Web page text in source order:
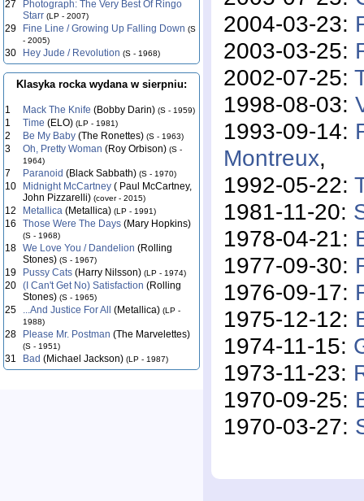
27
Photograph: The Very Best Of Ringo
Starr (LP - 2007)
29 Fine Line / Growing Up Falling Down (S
- 2005)
30 Hey Jude / Revolution (S - 1968)
Klasyka rocka wydana w sierpniu:
1 Mack The Knife (Bobby Darin) (S - 1959)
1 Time (ELO) (LP - 1981)
2 Be My Baby (The Ronettes) (S - 1963)
3 Oh, Pretty Woman (Roy Orbison) (S -
1964)
7 Paranoid (Black Sabbath) (S - 1970)
10 Midnight McCartney ( Paul McCartney,
John Pizzarelli) (cover - 2015)
12 Metallica (Metallica) (LP - 1991)
16 Those Were The Days (Mary Hopkins)
(S - 1968)
18 We Love You / Dandelion (Rolling
Stones) (S - 1967)
19 Pussy Cats (Harry Nilsson) (LP - 1974)
20 (I Can't Get No) Satisfaction (Rolling
Stones) (S - 1965)
25 ...And Justice For All (Metallica) (LP -
1988)
28 Please Mr. Postman (The Marvelettes)
(S - 1951)
31 Bad (Michael Jackson) (LP - 1987)
2004-03-23:
2003-03-25:
2002-07-25:
1998-08-03:
1993-09-14:
Montreux,
1992-05-22:
1981-11-20:
1978-04-21:
1977-09-30:
1976-09-17:
1975-12-12:
1974-11-15:
1973-11-23:
1970-09-25:
1970-03-27: